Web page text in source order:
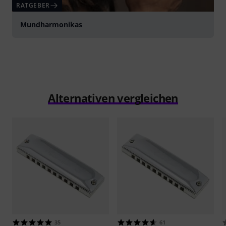
RATGEBER
Mundharmonikas
Alternativen vergleichen
35 61